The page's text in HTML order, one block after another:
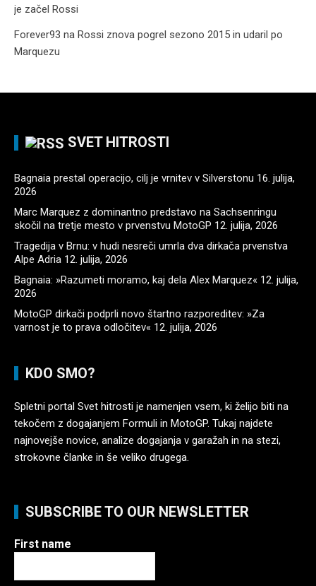
je začel Rossi
Forever93 na Rossi znova pogrel sezono 2015 in udaril po
Marquezu
SVET HITROSTI
Bagnaia prestal operacijo, cilj je vrnitev v Silverstonu 16. julija,
2026
Marc Marquez z dominantno predstavo na Sachsenringu
skočil na tretje mesto v prvenstvu MotoGP 12. julija, 2026
Tragedija v Brnu: v hudi nesreči umrla dva dirkača prvenstva
Alpe Adria 12. julija, 2026
Bagnaia: »Razumeti moramo, kaj dela Alex Marquez« 12. julija,
2026
MotoGP dirkači podprli novo štartno razporeditev: »Za
varnost je to prava odločitev« 12. julija, 2026
KDO SMO?
Spletni portal Svet hitrosti je namenjen vsem, ki želijo biti na
tekočem z dogajanjem Formuli in MotoGP. Tukaj najdete
najnovejše novice, analize dogajanja v garažah in na stezi,
strokovne članke in še veliko drugega.
SUBSCRIBE TO OUR NEWSLETTER
First name